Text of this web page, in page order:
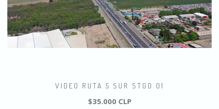
VIDEO RUTA 5 SUR STGO 01
$35.000 CLP